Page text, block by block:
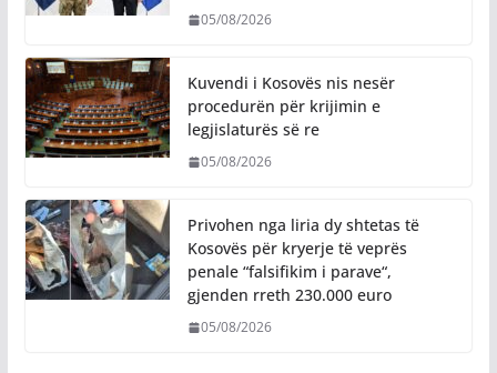
05/08/2026
Kuvendi i Kosovës nis nesër
procedurën për krijimin e
legjislaturës së re
05/08/2026
Privohen nga liria dy shtetas të
Kosovës për kryerje të veprës
penale “falsifikim i parave“,
gjenden rreth 230.000 euro
05/08/2026